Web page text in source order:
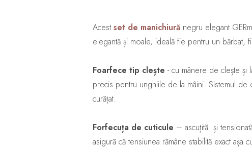
Acest set de manichiură negru elegant
elegantă și moale, ideală fie pentru un bărbat,
Foarfece tip clește - cu mânere de clește și
precis pentru unghiile de la mâini. Sistemul
curățat.
Forfecuța de cuticule – ascuțită și
asigură că tensiunea rămâne stabilită exact